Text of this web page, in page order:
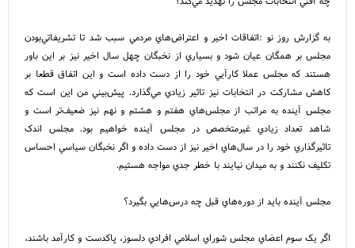
به گزارش روز نو :اتفاقات اخير و اعتراض‌هاي مردمي سبب شد تا تشريفاتي‌بودن
مجلس بر همگان عيان شود و بسياري از نخبگان چهل سال اخير نيز بر اين باور
هستند که مجلس عملا کارآيي خود را از دست داده است و اين اتفاق قطعا بر
کاهش مشارکت در انتخابات نيز تاثير زيادي مي‌گذارد. پيش‌بيني من اين است که
مجلس آينده به مراتب از مجلس‌هاي هفتم و هشتم و نهم نيز ضعيف‌تر است و
شاهد تعداد زيادي غيرمتخصص در مجلس آينده خواهيم بود. مجلس اندک
تاثيرگذاري خود را در سال‌هاي اخير نيز از دست داده و اگر نخبگان سياسي احساس
تکليف نکنند و به ميدان نيايند با خطر جدي مواجه هستيم.
مجلس آينده بايد از دوره‌هاي قبل چه درس‌هايي بگيرد؟
اگر يک سوم اعضاي مجلس شوراي اسلامي افرادي دلسوز، پاکدست و کارآمد باشند،